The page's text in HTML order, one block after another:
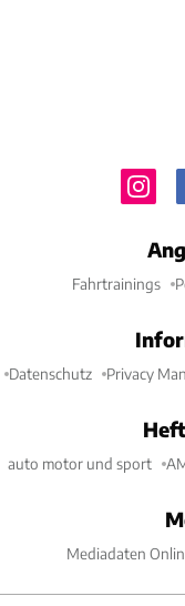
Fahrtrainings
Datenschutz Privacy
auto motor und sport
Mediadaten